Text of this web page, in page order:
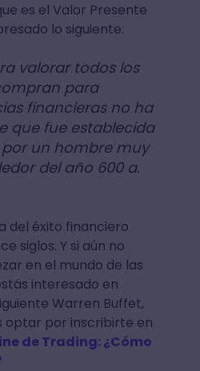
es el Valor Presente
lo siguiente:
valorar todos los
para
financieras no ha
que fue establecida
un hombre muy
del año 600 a.
del éxito financiero
siglos. Y si aún no
en el mundo de las
interesado en
Warren Buffet,
optar por inscribirte en
de Trading: ¿Cómo